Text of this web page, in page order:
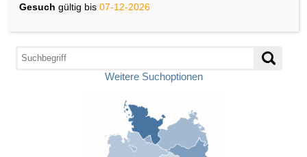
Gesuch gültig bis 07-12-2026
Weitere Suchoptionen